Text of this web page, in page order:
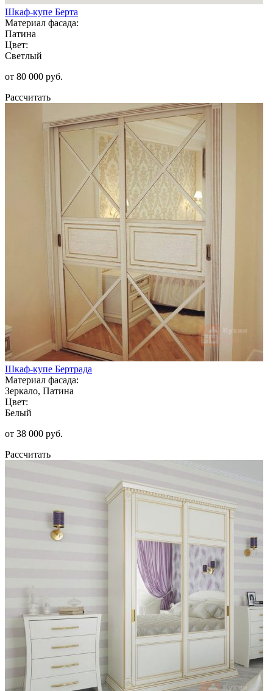
Шкаф-купе Берта
Материал фасада:
Патина
Цвет:
Светлый
от 80 000 руб.
Рассчитать
Шкаф-купе Бертрада
Материал фасада:
Зеркало, Патина
Цвет:
Белый
от 38 000 руб.
Рассчитать